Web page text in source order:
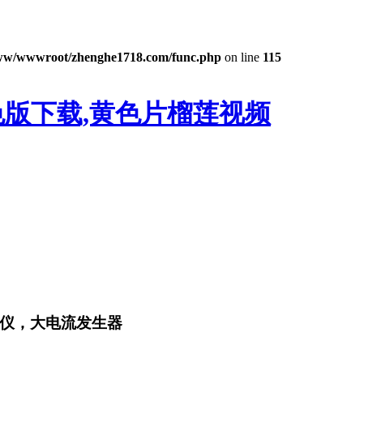
wwwroot/zhenghe1718.com/func.php on line 115
下载,黄色片榴莲视频
，大电流发生器